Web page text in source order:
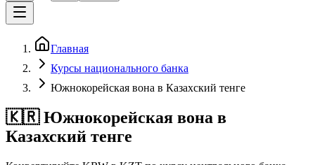
Главная
Курсы национального банка
Южнокорейская вона в Казахский тенге
🇰🇷 Южнокорейская вона в
Казахский тенге